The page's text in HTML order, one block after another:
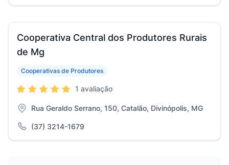
Cooperativa Central dos Produtores Rurais
de Mg
Cooperativas de Produtores
1 avaliação
Rua Geraldo Serrano, 150, Catalão, Divinópolis, MG
(37) 3214-1679